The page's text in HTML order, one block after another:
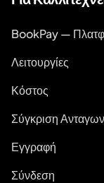
BookPay —
Λειτουργίες
Κόστος
Σύγκριση
Εγγραφή
Σύνδεση